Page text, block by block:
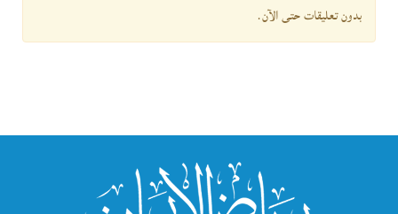
بدون تعليقات حتى الآن.